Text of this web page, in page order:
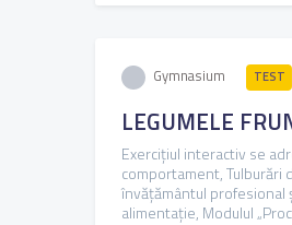
Gymnasium TEST
LEGUMELE
Exercițiul interactiv se
comportament, Tulburări
învățământul profesional
alimentație, Modulul